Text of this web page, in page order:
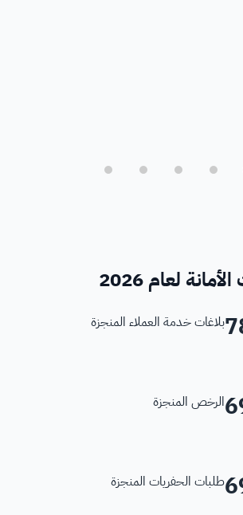
لعام 2026
بلاغات خدمة العملاء المنجزة
الرخص المنجزة
طلبات الحفريات المنجزة